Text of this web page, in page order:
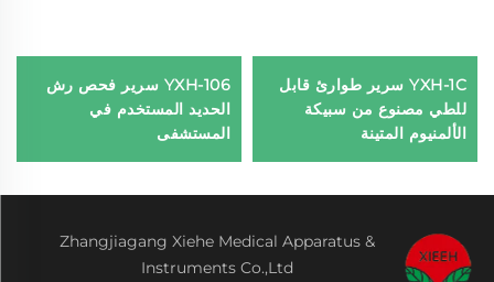
YXH-1C سرير طوارئ قابل
للطي مصنوع من سبيكة
الألمنيوم المتينة
YXH-106 سرير فحص رش
الحديد المستخدم في
المستشفى
Zhangjiagang Xiehe Medical Apparatus &
Instruments Co.,Ltd